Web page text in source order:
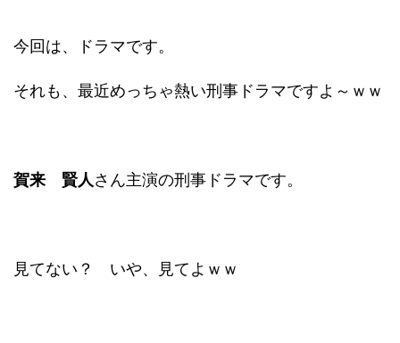
今回は、ドラマです。
それも、最近めっちゃ熱い刑事ドラマですよ～ｗｗ
賀来 賢人さん主演の刑事ドラマです。
見てない？ いや、見てよｗｗ